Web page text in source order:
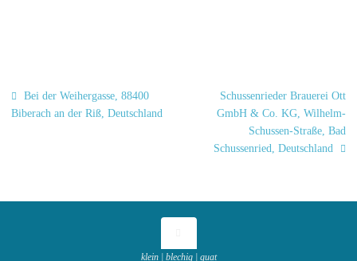
Bei der Weihergasse, 88400
Biberach an der Riß, Deutschland
Schussenrieder Brauerei Ott
GmbH & Co. KG, Wilhelm-
Schussen-Straße, Bad
Schussenried, Deutschland
klein | blechig | guat